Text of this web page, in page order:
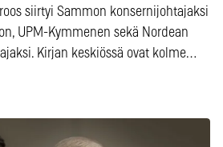
siirtyi Sammon konsernijohtajaksi
UPM-Kymmenen sekä Nordean
Kirjan keskiössä ovat kolme…